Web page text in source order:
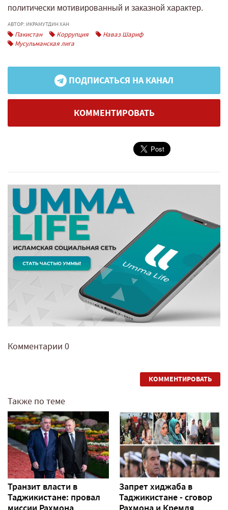
политически мотивированный и заказной характер.
АВТОР: ИКРАМУТДИН ХАН
Пакистан Коррупция
Наваз Шариф
Мусульманская лига
ПОДПИСАТЬСЯ НА КАНАЛ
КОММЕНТИРОВАТЬ
Комментарии 0
КОММЕНТИРОВАТЬ
Также по теме
Транзит власти в
Таджикистане: провал
Запрет хиджаба в
Таджикистане - сговор